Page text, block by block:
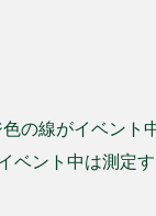
の線がイベント
ベント中は測定